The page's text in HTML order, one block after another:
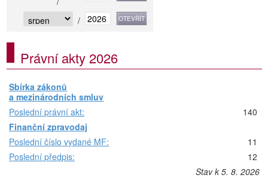
/
Právní akty 2026
Sbírka zákonů
a mezinárodních smluv
Poslední právní akt:
140
Finanční zpravodaj
Poslední číslo vydané MF:
11
Poslední předpis:
12
Stav k 5. 8. 2026